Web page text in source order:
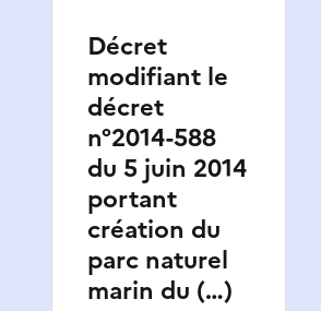
Décret
modifiant le
décret
n°2014-588
du 5 juin 2014
portant
création du
parc naturel
marin du (…)